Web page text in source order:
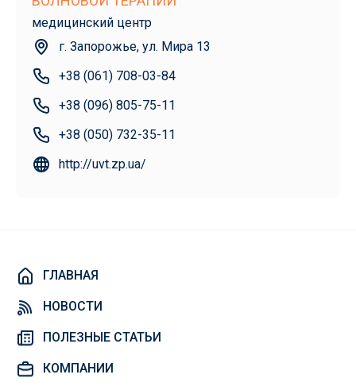
медицинский центр
г. Запорожье, ул. Мира 13
+38 (061) 708-03-84
+38 (096) 805-75-11
+38 (050) 732-35-11
http://uvt.zp.ua/
ГЛАВНАЯ
НОВОСТИ
ПОЛЕЗНЫЕ СТАТЬИ
КОМПАНИИ